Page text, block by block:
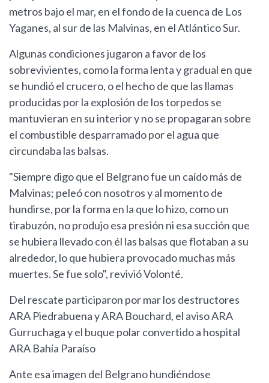
metros bajo el mar, en el fondo de la cuenca de Los
Yaganes, al sur de las Malvinas, en el Atlántico Sur.
Algunas condiciones jugaron a favor de los
sobrevivientes, como la forma lenta y gradual en que
se hundió el crucero, o el hecho de que las llamas
producidas por la explosión de los torpedos se
mantuvieran en su interior y no se propagaran sobre
el combustible desparramado por el agua que
circundaba las balsas.
"Siempre digo que el Belgrano fue un caído más de
Malvinas; peleó con nosotros y al momento de
hundirse, por la forma en la que lo hizo, como un
tirabuzón, no produjo esa presión ni esa succión que
se hubiera llevado con él las balsas que flotaban a su
alrededor, lo que hubiera provocado muchas más
muertes. Se fue solo", revivió Volonté.
Del rescate participaron por mar los destructores
ARA Piedrabuena y ARA Bouchard, el aviso ARA
Gurruchaga y el buque polar convertido a hospital
ARA Bahía Paraíso
Ante esa imagen del Belgrano hundiéndose